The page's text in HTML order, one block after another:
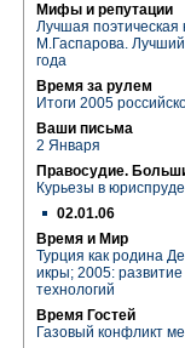
Мифы и репутации
Лучшая
М.Гаспарова.
года
Время за рулем
Итоги 2005
Ваши письма
2 Января
Правосудие.
Курьезы в
02.01.06
Время и Мир
Турция как родина
икры; 2005:
технологий
Время Гостей
Газовый конфликт